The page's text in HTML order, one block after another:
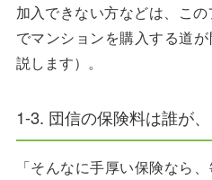
加入できない方などは、こ
でマンションを購入する道
説します）。
1-3. 団信の保険料は誰が
「そんなに手厚い保険なら